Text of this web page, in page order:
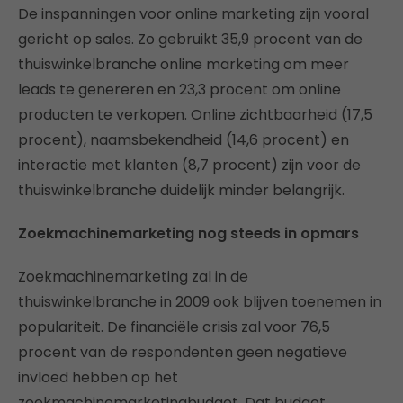
De inspanningen voor online marketing zijn vooral
gericht op sales. Zo gebruikt 35,9 procent van de
thuiswinkelbranche online marketing om meer
leads te genereren en 23,3 procent om online
producten te verkopen. Online zichtbaarheid (17,5
procent), naamsbekendheid (14,6 procent) en
interactie met klanten (8,7 procent) zijn voor de
thuiswinkelbranche duidelijk minder belangrijk.
Zoekmachinemarketing nog steeds in opmars
Zoekmachinemarketing zal in de
thuiswinkelbranche in 2009 ook blijven toenemen in
populariteit. De financiële crisis zal voor 76,5
procent van de respondenten geen negatieve
invloed hebben op het